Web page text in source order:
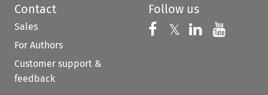
Contact
Sales
For Authors
Customer support &
feedback
Follow us
Follow us on
𝕏 Follow us on
Follow us